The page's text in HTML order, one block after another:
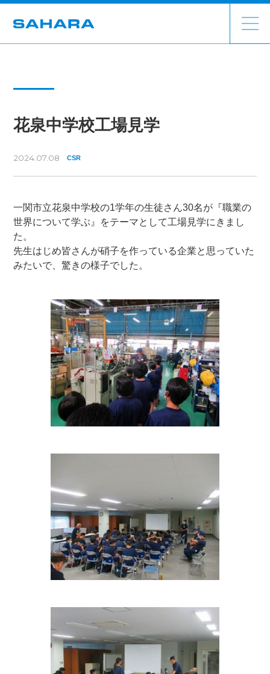
花泉中学校工場見学
2024.07.08 CSR
一関市立花泉中学校の1学年の生徒さん30名が『職業の
世界について学ぶ』をテーマとして工場見学にきまし
た。
先生はじめ皆さんが硝子を作っている企業と思っていた
みたいで、驚きの様子でした。